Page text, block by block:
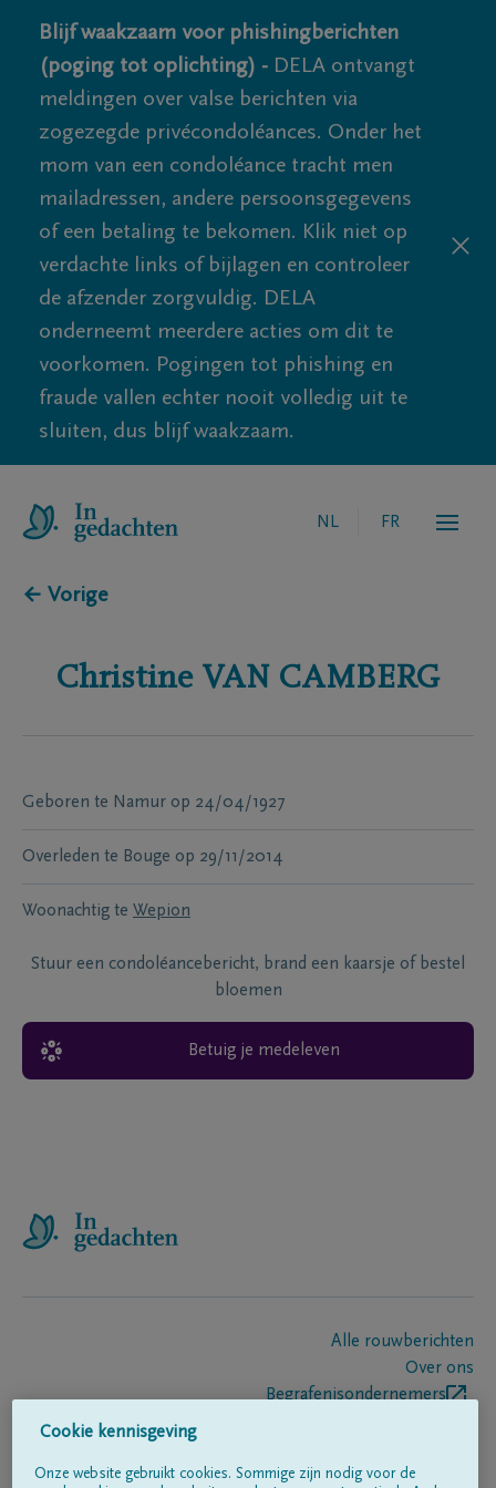
Blijf waakzaam voor phishingberichten
(poging tot oplichting) - DELA ontvangt
meldingen over valse berichten via
zogezegde privécondoléances. Onder het
mom van een condoléance tracht men
mailadressen, andere persoonsgegevens
of een betaling te bekomen. Klik niet op
verdachte links of bijlagen en controleer
de afzender zorgvuldig. DELA
onderneemt meerdere acties om dit te
voorkomen. Pogingen tot phishing en
fraude vallen echter nooit volledig uit te
sluiten, dus blijf waakzaam.
NL FR
← Vorige
Christine VAN CAMBERG
Geboren te Namur op 24/04/1927
Overleden te Bouge op 29/11/2014
Woonachtig te Wepion
Stuur een condoléancebericht, brand een kaarsje of bestel
bloemen
Betuig je medeleven
Alle rouwberichten
Over ons
Begrafenisondernemers
Cookie kennisgeving
Onze website gebruikt cookies. Sommige zijn nodig voor de